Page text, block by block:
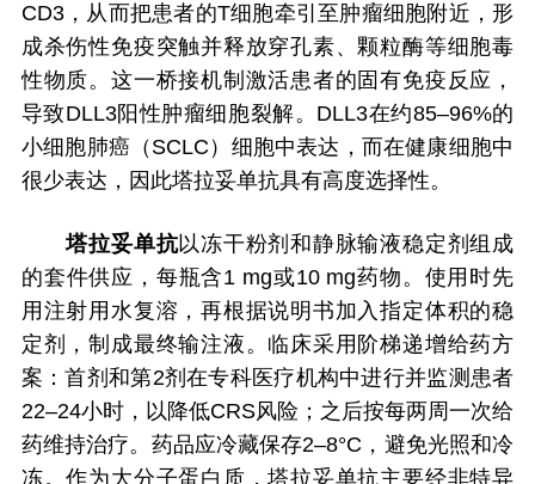
CD3，从而把患者的T细胞牵引至肿瘤细胞附近，形
成杀伤性免疫突触并释放穿孔素、颗粒酶等细胞毒
性物质。这一桥接机制激活患者的固有免疫反应，
导致DLL3阳性肿瘤细胞裂解。DLL3在约85–96%的
小细胞肺癌（SCLC）细胞中表达，而在健康细胞中
很少表达，因此塔拉妥单抗具有高度选择性。
塔拉妥单抗以冻干粉剂和静脉输液稳定剂组成
的套件供应，每瓶含1 mg或10 mg药物。使用时先
用注射用水复溶，再根据说明书加入指定体积的稳
定剂，制成最终输注液。临床采用阶梯递增给药方
案：首剂和第2剂在专科医疗机构中进行并监测患者
22–24小时，以降低CRS风险；之后按每两周一次给
药维持治疗。药品应冷藏保存2–8°C，避免光照和冷
冻。作为大分子蛋白质，塔拉妥单抗主要经非特异